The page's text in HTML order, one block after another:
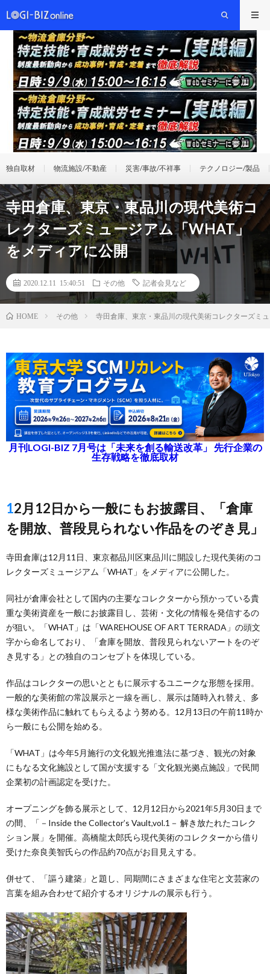
独自取材 物流施設/不動産 災害/事故/不祥事 テクノロジー/製品
寺田倉庫、東京・東品川の現代美術コ
レクターズミュージアム「WHAT」
をメディアに公開
2020.12.11 15:40:51 その他 記者会見など
HOME その他 寺田倉庫、東京・東品川の現代美術コレクターズミ
月刊LOGI-BIZ 7月号は「未来を創る輸送改革」 先行企業の
生存戦略を徹底取材
12月12日から一般にもお披露目、「倉庫
を開放、普段見られない作品をのぞき見」
寺田倉庫は12月11日、東京都品川区東品川に開設した現代美術のコ
レクターズミュージアム「WHAT」をメディアに公開した。
同社が倉庫会社として国内の主要なコレクターから預かっている貴
重な美術資産を一般にお披露目し、芸術・文化の情報を発信するの
が狙い。「WHAT」は「WAREHOUSE OF ART TERRADA」の頭文
字から命名しており、「倉庫を開放、普段見られないアートをのぞ
き見する」との独自のコンセプトを体現している。
作品はコレクターの思いとともに展示するユニークな形態を採用。
一般的な美術館の常設展示と一線を画し、展示は随時入れ替え、多
様な美術作品に触れてもらえるよう努める。12月13日の午前11時か
ら一般にも公開を始める。
「WHAT」は今年5月施行の文化観光推進法に基づき、観光の対象
にもなる文化施設として国が支援する「文化観光拠点施設」で民間
企業初の計画認定を受けた。
オープニングを飾る展示として、12月12日から2021年5月30日まで
の間、「－Inside the Collector’s Vault,vol.1－ 解き放たれたコレク
ション展」を開催。高橋龍太郎氏ら現代美術のコレクターから借り
受けた奈良美智氏らの作品約70点がお目見えする。
併せて、「謳う建築」と題し、同期間にさまざまな住宅と文芸家の
言葉を組み合わせて紹介するオリジナルの展示も行う。